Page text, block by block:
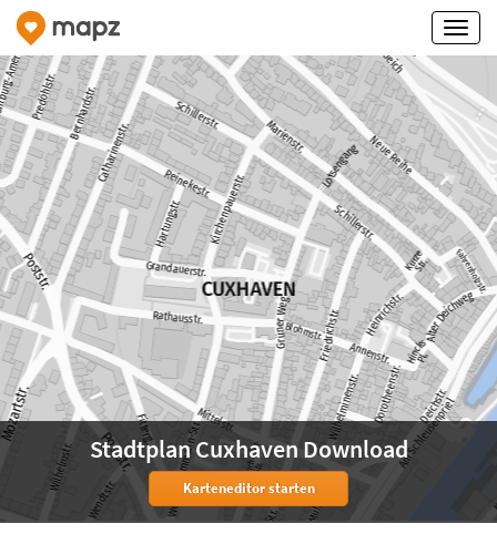
Stadtplan Cuxhaven Download
Karteneditor starten